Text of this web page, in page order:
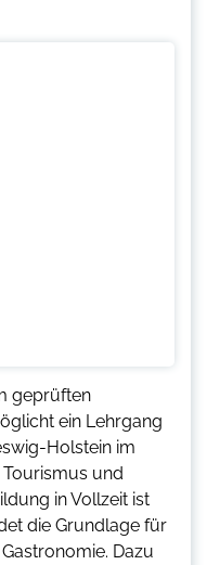
geprüften
ein Lehrgang
Holstein im
und
in Vollzeit ist
die Grundlage für
Dazu